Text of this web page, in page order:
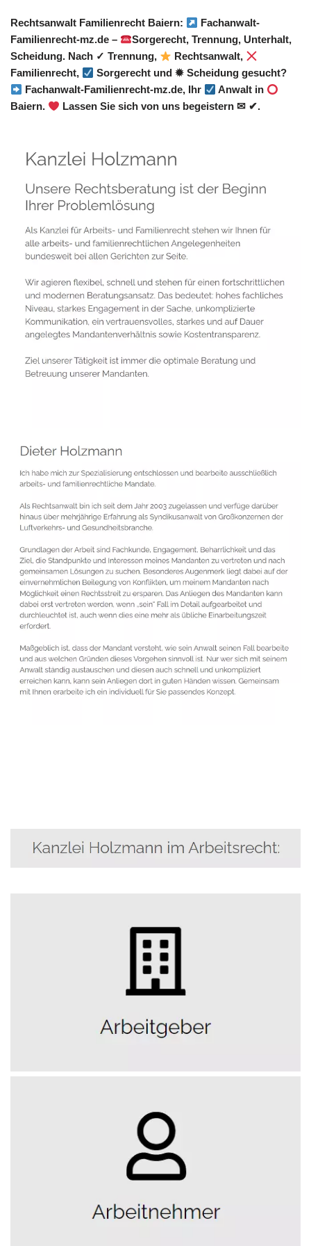
Rechtsanwalt Familienrecht Baiern:
Fachanwalt-
Familienrecht-mz.de –
Sorgerecht, Trennung, Unterhalt,
Scheidung. Nach ✓ Trennung,
Rechtsanwalt,
Familienrecht,
Sorgerecht und ✹ Scheidung gesucht?
Fachanwalt-Familienrecht-mz.de, Ihr
Anwalt in
Baiern.
Lassen Sie sich von uns begeistern ✉ ✔.